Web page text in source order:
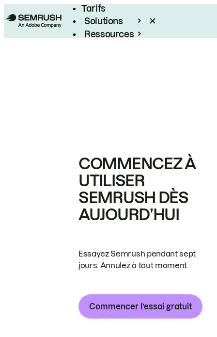
Tarifs
Solutions
Ressources
COMMENCEZ À
UTILISER
SEMRUSH DÈS
AUJOURD’HUI
Essayez Semrush pendant sept
jours. Annulez à tout moment.
Commencer l’essai gratuit